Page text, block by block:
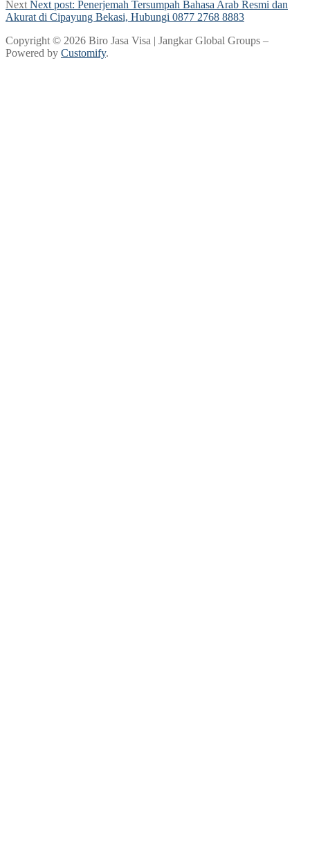
Next Next post: Penerjemah Tersumpah Bahasa Arab Resmi dan
Akurat di Cipayung Bekasi, Hubungi 0877 2768 8883
Copyright © 2026 Biro Jasa Visa | Jangkar Global Groups –
Powered by Customify.